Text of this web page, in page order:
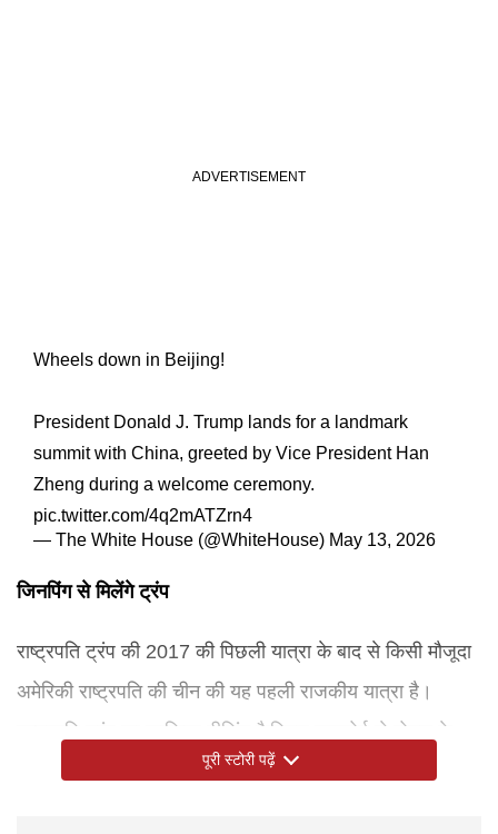
Wheels down in Beijing!
President Donald J. Trump lands for a landmark
summit with China, greeted by Vice President Han
Zheng during a welcome ceremony.
pic.twitter.com/4q2mATZrn4
— The White House (@WhiteHouse) May 13, 2026
जिनपिंग से मिलेंगे ट्रंप
राष्ट्रपति ट्रंप की 2017 की पिछली यात्रा के बाद से किसी मौजूदा
अमेरिकी राष्ट्रपति की चीन की यह पहली राजकीय यात्रा है।
राष्ट्रपति ट्रंप का काफिला बीजिंग कैपिटल एयरपोर्ट से होटल के
लिए रवाना हो गया है। गुरुवार को अमेरिकी राष्ट्रपति डोनाल्‍ड ट्रंप
पूरी स्टोरी पढ़ें